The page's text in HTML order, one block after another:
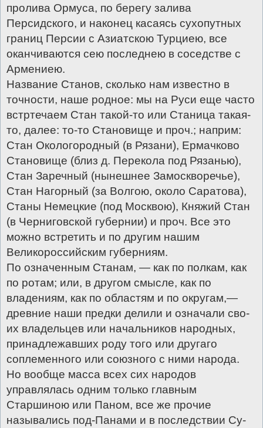
пролива Ормуса, по берегу залива
Персидского, и наконец касаясь сухопутных
границ Персии с Азиатскою Турциею, все
оканчиваются сею последнею в соседстве с
Армениею.
Название Станов, сколько нам известно в
точности, наше родное: мы на Руси еще часто
встртечаем Стан такой-то или Станица такая-
то, далее: то-то Становище и проч.; наприм:
Стан Окологородный (в Рязани), Ермачково
Становище (близ д. Перекола под Рязанью),
Стан Заречный (нынешнее Замоскворечье),
Стан Нагорный (за Волгою, около Саратова),
Станы Немецкие (под Москвою), Княжий Стан
(в Черниговской губернии) и проч. Все это
можно встретить и по другим нашим
Великороссийским губерниям.
По означенным Станам, — как по полкам, как
по ротам; или, в другом смысле, как по
владениям, как по областям и по округам,—
древние наши предки делили и означали сво-
их владельцев или начальников народных,
принадлежавших роду того или другаго
соплеменного или союзного с ними народа.
Но вообще масса всех сих народов
управлялась одним только главным
Старшиною или Паном, все же прочие
назывались под-Панами и в последствии Су-